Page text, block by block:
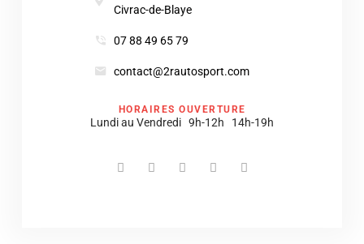
Civrac-de-Blaye
07 88 49 65 79
contact@2rautosport.com
HORAIRES OUVERTURE
Lundi au Vendredi 9h-12h 14h-19h